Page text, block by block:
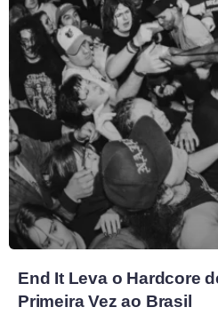
End It Leva o Hardcore
Primeira Vez ao Brasil